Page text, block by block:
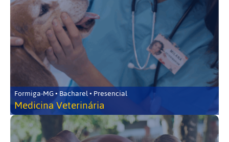
Formiga-MG • Bacharel • Presencial
Medicina Veterinária